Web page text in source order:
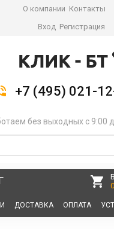
О компании Контакты
Вход Регистрация
+7 (495) 021-
без выходных с 9:00
ДОСТАВКА ОПЛАТА